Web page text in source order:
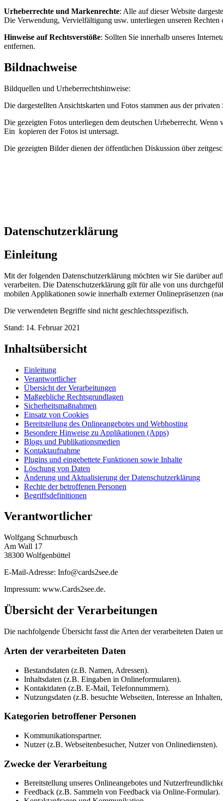
Urheberrechte und Markenrechte: Alle auf dieser Website
Die Verwendung, Vervielfältigung usw. unterliegen unseren
Hinweise auf Rechtsverstöße: Sollten Sie innerhalb unseres
entfernen.
Bildnachweise
Bildquellen und Urheberrechtshinweise:
Die dargestellten Ansichtskarten und Fotos stammen aus der
Die gezeigten Fotos unterliegen dem deutschen Urheberrecht.
Ein kopieren der Fotos ist untersagt.
Die gezeigten Bilder dienen der öffentlichen Diskussion über
Datenschutzerklärung
Einleitung
Mit der folgenden Datenschutzerklärung möchten wir Sie darüber
verarbeiten. Die Datenschutzerklärung gilt für alle von uns
mobilen Applikationen sowie innerhalb externer Onlinepräsenzen
Die verwendeten Begriffe sind nicht geschlechtsspezifisch.
Stand: 14. Februar 2021
Inhaltsübersicht
Einleitung
Verantwortlicher
Übersicht der Verarbeitungen
Maßgebliche Rechtsgrundlagen
Sicherheitsmaßnahmen
Einsatz von Cookies
Bereitstellung des Onlineangebotes und Webhosting
Besondere Hinweise zu Applikationen (Apps)
Blogs und Publikationsmedien
Kontaktaufnahme
Plugins und eingebettete Funktionen sowie Inhalte
Löschung von Daten
Änderung und Aktualisierung der Datenschutzerklärung
Rechte der betroffenen Personen
Begriffsdefinitionen
Verantwortlicher
Wolfgang Schnurbusch
Am Wall 17
38300 Wolfgenbüttel
E-Mail-Adresse: Info@cards2see.de
Impressum: www.Cards2see.de.
Übersicht der Verarbeitungen
Die nachfolgende Übersicht fasst die Arten der verarbeiteten Daten
Arten der verarbeiteten Daten
Bestandsdaten (z.B. Namen, Adressen).
Inhaltsdaten (z.B. Eingaben in Onlineformularen).
Kontaktdaten (z.B. E-Mail, Telefonnummern).
Nutzungsdaten (z.B. besuchte Webseiten, Interesse an
Kategorien betroffener Personen
Kommunikationspartner.
Nutzer (z.B. Webseitenbesucher, Nutzer von Onlinediensten).
Zwecke der Verarbeitung
Bereitstellung unseres Onlineangebotes und
Feedback (z.B. Sammeln von Feedback via Online-Formular).